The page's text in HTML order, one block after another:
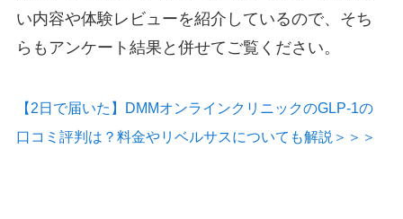
い内容や体験レビューを紹介しているので、そち
らもアンケート結果と併せてご覧ください。
【2日で届いた】DMMオンラインクリニックのGLP-1の
口コミ評判は？料金やリベルサスについても解説＞＞＞